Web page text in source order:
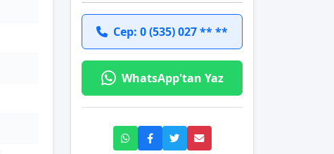
Cep: 0 (535) 027 ** **
WhatsApp'tan Yaz